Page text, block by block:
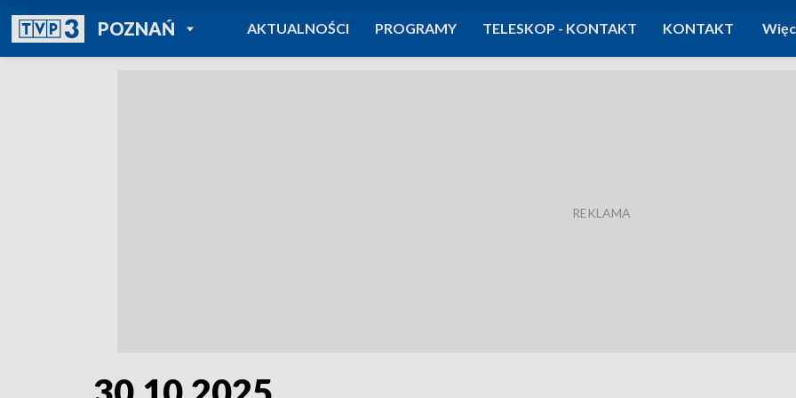
POZNAŃPOWRÓT DO
TVP REGIONY
AKTUALNOŚCI PROGRAMY TELESKOP - KONTAKT KONTAKT